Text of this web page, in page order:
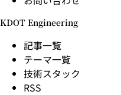
KDOT Engineering
記事一覧
テーマ一覧
技術スタック
RSS